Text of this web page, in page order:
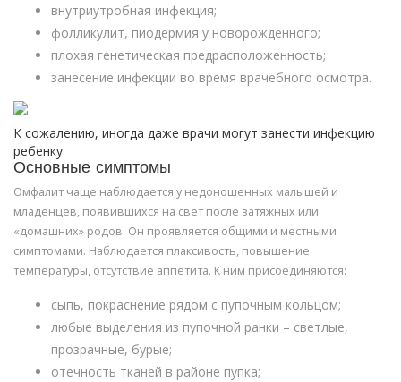
внутриутробная инфекция;
фолликулит, пиодермия у новорожденного;
плохая генетическая предрасположенность;
занесение инфекции во время врачебного осмотра.
К сожалению, иногда даже врачи могут занести инфекцию
ребенку
Основные симптомы
Омфалит чаще наблюдается у недоношенных малышей и
младенцев, появившихся на свет после затяжных или
«домашних» родов. Он проявляется общими и местными
симптомами. Наблюдается плаксивость, повышение
температуры, отсутствие аппетита. К ним присоединяются:
сыпь, покраснение рядом с пупочным кольцом;
любые выделения из пупочной ранки – светлые,
прозрачные, бурые;
отечность тканей в районе пупка;